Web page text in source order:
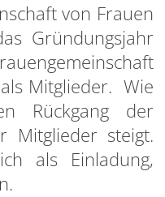
von Frauen
Gründungsjahr
Mitglieder. Wie
Rückgang der
Mitglieder steigt.
als Einladung,